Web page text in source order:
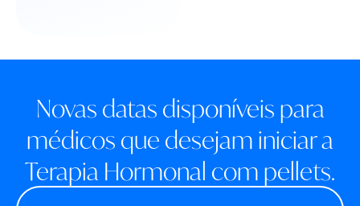
Novas datas disponíveis para
médicos que desejam iniciar a
Terapia Hormonal com pellets.